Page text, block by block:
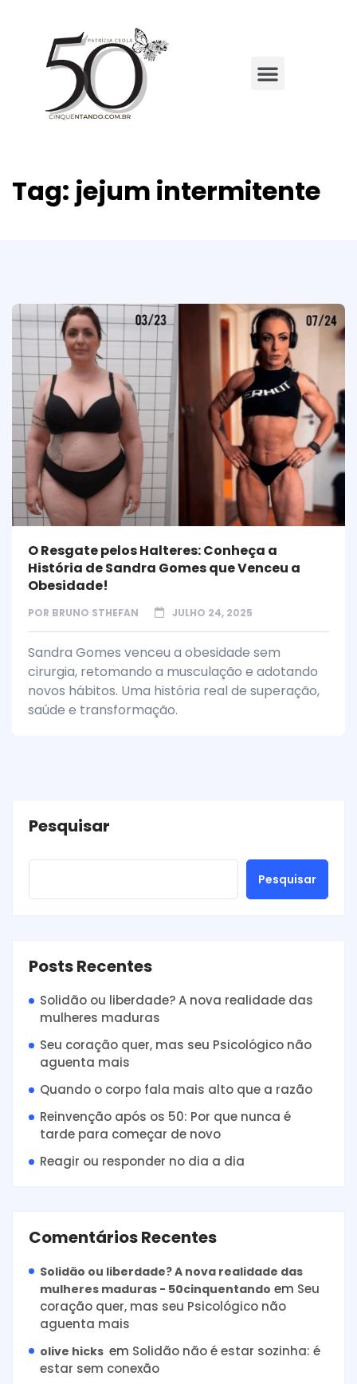
Tag: jejum intermitente
O Resgate pelos Halteres: Conheça a
História de Sandra Gomes que Venceu a
Obesidade!
POR BRUNO STHEFAN JULHO 24, 2025
Sandra Gomes venceu a obesidade sem
cirurgia, retomando a musculação e adotando
novos hábitos. Uma história real de superação,
saúde e transformação.
Pesquisar
Pesquisar
Posts Recentes
Solidão ou liberdade? A nova realidade das
mulheres maduras
Seu coração quer, mas seu Psicológico não
aguenta mais
Quando o corpo fala mais alto que a razão
Reinvenção após os 50: Por que nunca é
tarde para começar de novo
Reagir ou responder no dia a dia
Comentários Recentes
Solidão ou liberdade? A nova realidade das
mulheres maduras - 50cinquentando em Seu
coração quer, mas seu Psicológico não
aguenta mais
olive hicks em Solidão não é estar sozinha: é
estar sem conexão